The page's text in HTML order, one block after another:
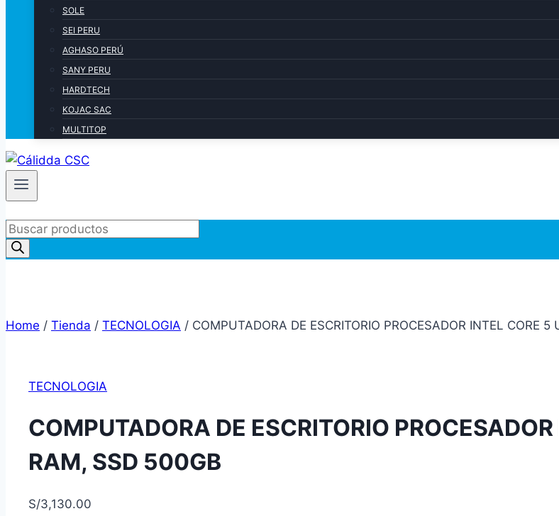
SOLE
SEI PERU
AGHASO PERÚ
SANY PERU
HARDTECH
KOJAC SAC
MULTITOP
Products
search
Home / Tienda / TECNOLOGIA / COMPUTADORA DE ESCRITORIO PROCESADOR INTEL CORE
TECNOLOGIA
COMPUTADORA DE ESCRITORIO
RAM, SSD 500GB
S/3,130.00